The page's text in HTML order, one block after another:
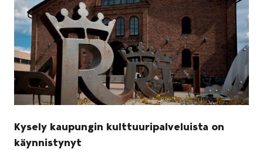
Kysely kaupungin kulttuuripalveluista on
käynnistynyt